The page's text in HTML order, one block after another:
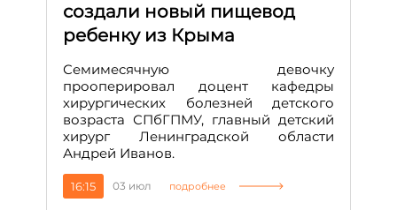
создали новый пищевод
ребенку из Крыма
Семимесячную девочку
прооперировал доцент кафедры
хирургических болезней детского
возраста СПбГПМУ, главный детский
хирург Ленинградской области
Андрей Иванов.
16:15 03 июл подробнее